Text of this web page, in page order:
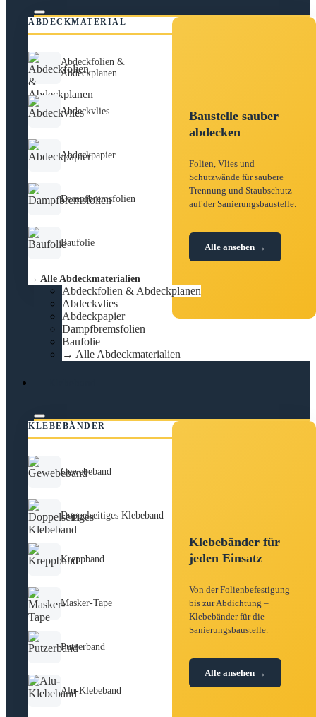
ABDECKMATERIAL
Abdeckfolien &
Abdeckplanen
Abdeckvlies
Abdeckpapier
Dampfbremsfolien
Baufolie
→ Alle Abdeckmaterialien
Baustelle sauber
abdecken
Folien, Vlies und
Schutzwände für saubere
Trennung und Staubschutz
auf der Sanierungsbaustelle.
Alle ansehen →
Abdeckfolien & Abdeckplanen
Abdeckvlies
Abdeckpapier
Dampfbremsfolien
Baufolie
→ Alle Abdeckmaterialien
KLEBEBÄNDER
Gewebeband
Doppelseitiges Klebeband
Kreppband
Masker-Tape
Putzerband
Alu-Klebeband
Klebebänder für
jeden Einsatz
Von der Folienbefestigung
bis zur Abdichtung –
Klebebänder für die
Sanierungsbaustelle.
Alle ansehen →